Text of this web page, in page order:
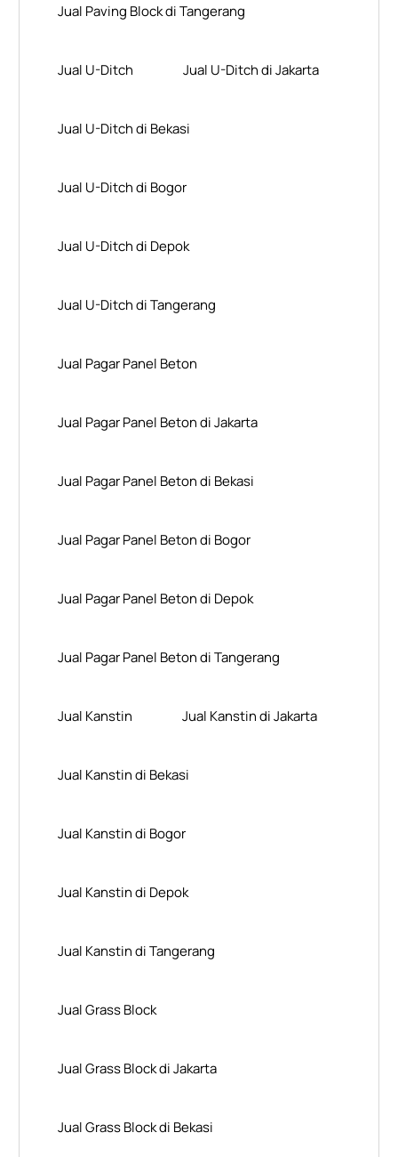
Jual Paving Block di Tangerang
Jual U-Ditch Jual U-Ditch di Jakarta
Jual U-Ditch di Bekasi
Jual U-Ditch di Bogor
Jual U-Ditch di Depok
Jual U-Ditch di Tangerang
Jual Pagar Panel Beton
Jual Pagar Panel Beton di Jakarta
Jual Pagar Panel Beton di Bekasi
Jual Pagar Panel Beton di Bogor
Jual Pagar Panel Beton di Depok
Jual Pagar Panel Beton di Tangerang
Jual Kanstin Jual Kanstin di Jakarta
Jual Kanstin di Bekasi
Jual Kanstin di Bogor
Jual Kanstin di Depok
Jual Kanstin di Tangerang
Jual Grass Block
Jual Grass Block di Jakarta
Jual Grass Block di Bekasi